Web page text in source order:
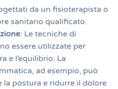
da un fisioterapista o
sanitario qualificato.
: Le tecniche di
essere utilizzate per
e l’equilibrio. La
ad esempio, può
la postura e ridurre il dolore